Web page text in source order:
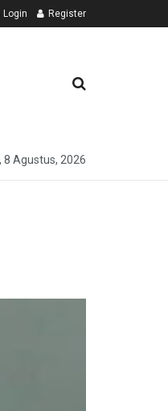
Login Register
8 Agustus, 2026